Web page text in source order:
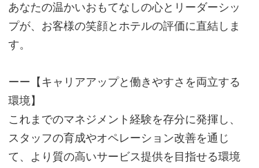
あなたの温かいおもてなしの心とリーダーシッ
プが、お客様の笑顔とホテルの評価に直結しま
す。
ーー【キャリアアップと働きやすさを両立する
環境】
これまでのマネジメント経験を存分に発揮し、
スタッフの育成やオペレーション改善を通じ
て、より質の高いサービス提供を目指せる環境